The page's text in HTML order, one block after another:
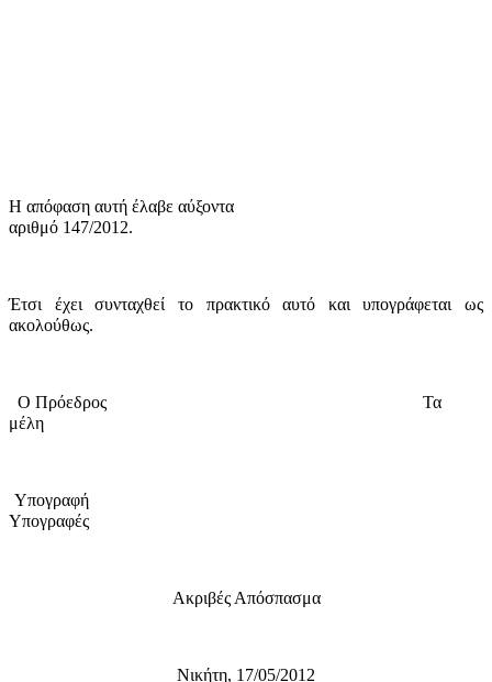
Η απόφαση αυτή έλαβε αύξοντα
αριθμό 147/2012.
Έτσι έχει συνταχθεί το πρακτικό αυτό και υπογράφεται ως
ακολούθως.
Ο Πρόεδρος
Τα
μέλη
Υπογραφή
Υπογραφές
Ακριβές Απόσπασμα
Νικήτη, 17/05/2012